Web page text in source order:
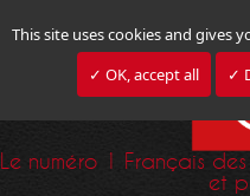
This site uses cookies and gives
✓ OK, accept all
✓
Le numéro 1 Français
et